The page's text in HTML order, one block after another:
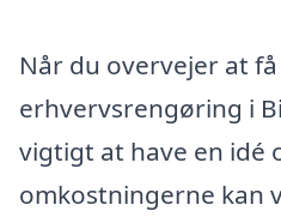
Når du overvejer at
erhvervsrengøring i
vigtigt at have en idé
omkostningerne kan